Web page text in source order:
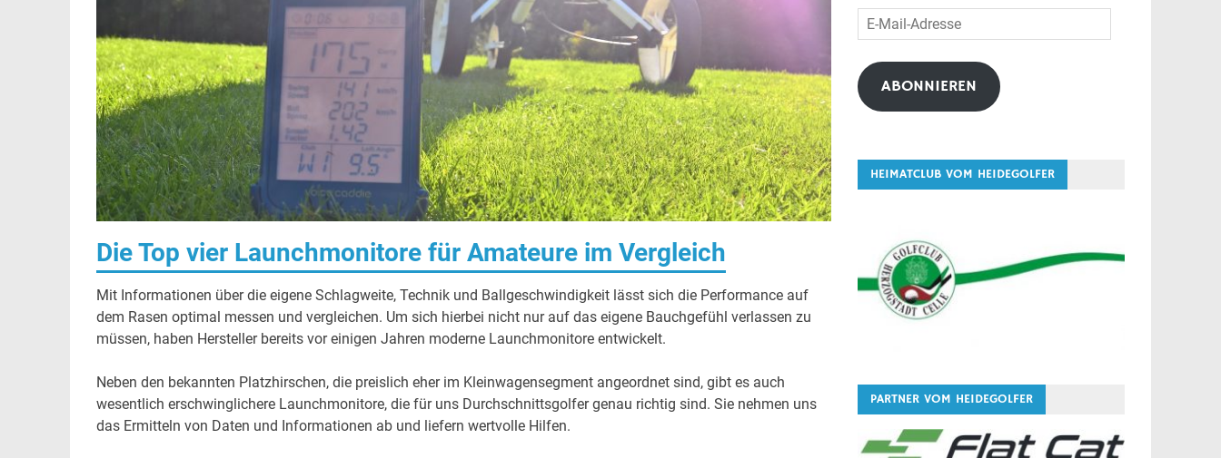
Die Top vier Launchmonitore für Amateure im Vergleich
Mit Informationen über die eigene Schlagweite, Technik und Ballgeschwindigkeit lässt sich die Performance auf
dem Rasen optimal messen und vergleichen. Um sich hierbei nicht nur auf das eigene Bauchgefühl verlassen zu
müssen, haben Hersteller bereits vor einigen Jahren moderne Launchmonitore entwickelt.
Neben den bekannten Platzhirschen, die preislich eher im Kleinwagensegment angeordnet sind, gibt es auch
wesentlich erschwinglichere Launchmonitore, die für uns Durchschnittsgolfer genau richtig sind. Sie nehmen uns
das Ermitteln von Daten und Informationen ab und liefern wertvolle Hilfen.
E-
Mail-
Adresse
ABONNIEREN
HEIMATCLUB VOM HEIDEGOLFER
PARTNER VOM HEIDEGOLFER